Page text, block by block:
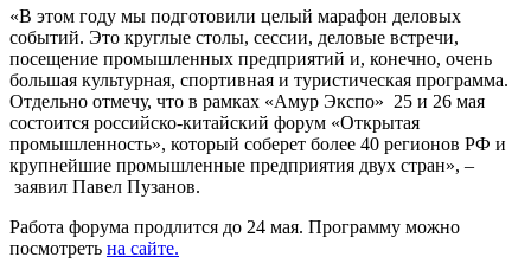
«В этом году мы подготовили целый марафон деловых
событий. Это круглые столы, сессии, деловые встречи,
посещение промышленных предприятий и, конечно, очень
большая культурная, спортивная и туристическая программа.
Отдельно отмечу, что в рамках «Амур Экспо» 25 и 26 мая
состоится российско-китайский форум «Открытая
промышленность», который соберет более 40 регионов РФ и
крупнейшие промышленные предприятия двух стран», –
заявил Павел Пузанов.
Работа форума продлится до 24 мая. Программу можно
посмотреть на сайте.